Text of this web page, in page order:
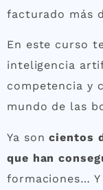
facturado más
En este curso
inteligencia
competencia y
mundo de las
Ya soncientos
que han
formaciones…